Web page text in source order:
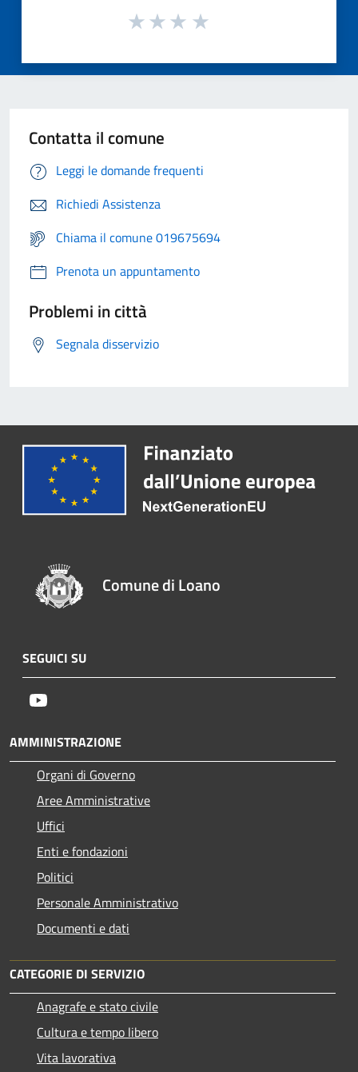
Contatta il comune
Leggi le domande frequenti
Richiedi Assistenza
Chiama il comune 019675694
Prenota un appuntamento
Problemi in città
Segnala disservizio
Comune di Loano
SEGUICI SU
AMMINISTRAZIONE
Organi di Governo
Aree Amministrative
Uffici
Enti e fondazioni
Politici
Personale Amministrativo
Documenti e dati
CATEGORIE DI SERVIZIO
Anagrafe e stato civile
Cultura e tempo libero
Vita lavorativa